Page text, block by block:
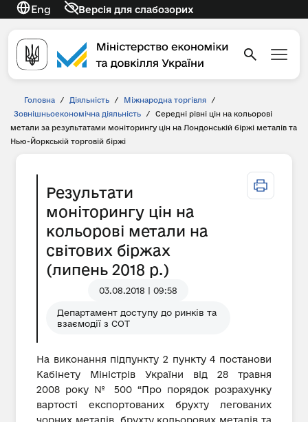
Eng Версія для слабозорих
Головна / Діяльність / Міжнародна торгівля
/
Зовнішньоекономічна діяльність
/
Середні рівні цін на кольорові
метали за результатами моніторингу цін на Лондонській біржі металів та
Нью-Йоркській торговій біржі
Результати
моніторингу цін на
кольорові метали на
світових біржах
(липень 2018 р.)
03.08.2018 | 09:58
Департамент доступу до ринків та
взаємодії з СОТ
На виконання підпункту 2 пункту 4 постанови
Кабінету Міністрів України від 28 травня
2008 року № 500 “Про порядок розрахунку
вартості експортованих брухту легованих